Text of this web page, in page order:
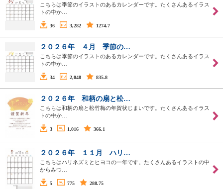
こちらは季節のイラストのあるカレンダーです。たくさんあるイラス
トの中か…
36 3,282 1274.7
２０２６年 ４月 季節の…
こちらは季節のイラストのあるカレンダーです。たくさんあるイラス
トの中か…
34 2,048 835.8
２０２６年 和柄の扇と松…
こちらは和柄の扇と松竹梅の年賀状じまいです。たくさんあるイラス
トの中か…
3 1,016 366.1
２０２６年 １１月 ハリ…
こちらはハリネズミとヒヨコの一年です。たくさんあるイラストの中
からみつ…
5 775 288.75